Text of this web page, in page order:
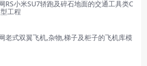
RS小米SU7轿跑及碎石地面的交通工具类C
工程
老式双翼飞机,杂物,梯子及柜子的飞机库模